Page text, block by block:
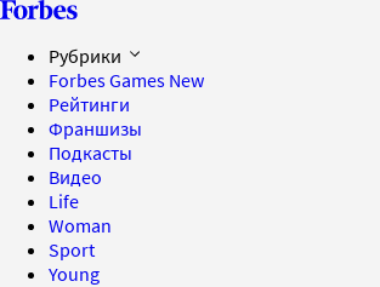
Рубрики
Forbes Games New
Рейтинги
Франшизы
Подкасты
Видео
Life
Woman
Sport
Young